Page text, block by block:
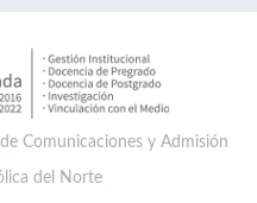
Comunicaciones y Admisión
del Norte